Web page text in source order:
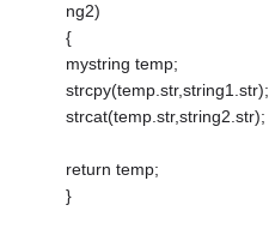
ng2)
{
mystring temp;
strcpy(temp.str,string1.str);
strcat(temp.str,string2.str);
return temp;
}